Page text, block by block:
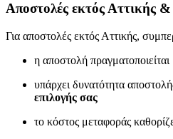
Αποστολές εκτός Αττικής &
Για αποστολές εκτός Αττικής,
η αποστολή
υπάρχει δυνατότητα
επιλογής σας
το κόστος μεταφοράς